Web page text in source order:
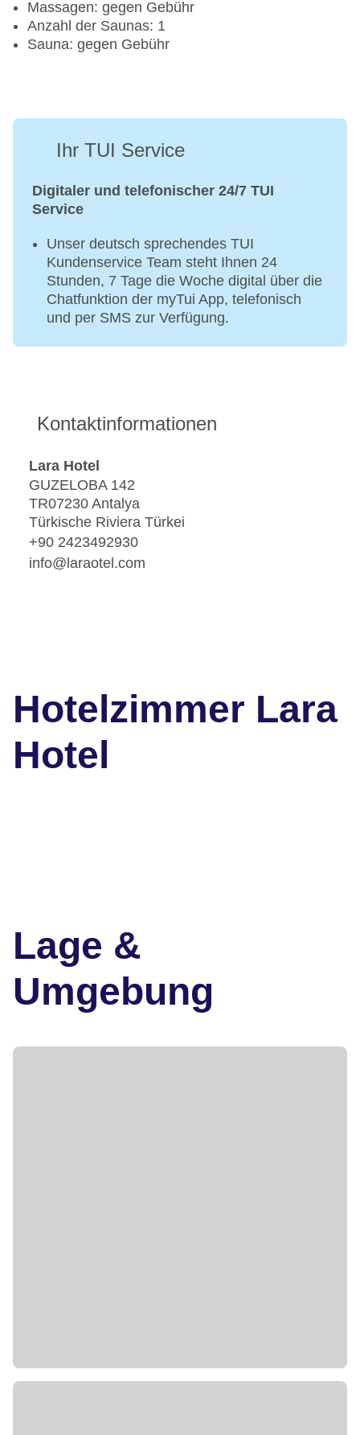
Massagen: gegen Gebühr
Anzahl der Saunas: 1
Sauna: gegen Gebühr
Ihr TUI Service
Digitaler und telefonischer 24/7 TUI
Service
Unser deutsch sprechendes TUI
Kundenservice Team steht Ihnen 24
Stunden, 7 Tage die Woche digital über die
Chatfunktion der myTui App, telefonisch
und per SMS zur Verfügung.
Kontaktinformationen
Lara Hotel
GUZELOBA 142
TR07230 Antalya
Türkische Riviera Türkei
+90 2423492930
info@laraotel.com
Hotelzimmer Lara
Hotel
Lage &
Umgebung